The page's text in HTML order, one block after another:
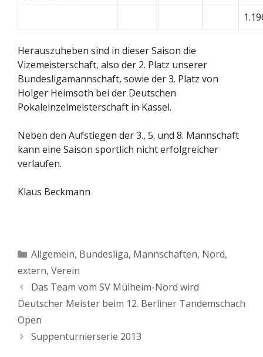
Herauszuheben sind in dieser Saison die
Vizemeisterschaft, also der 2. Platz unserer
Bundesligamannschaft, sowie der 3. Platz von
Holger Heimsoth bei der Deutschen
Pokaleinzelmeisterschaft in Kassel.
Neben den Aufstiegen der 3., 5. und 8. Mannschaft
kann eine Saison sportlich nicht erfolgreicher
verlaufen.
Klaus Beckmann
Kategorien
Allgemein, Bundesliga, Mannschaften, Nord,
extern, Verein
Das Team vom SV Mülheim-Nord wird
Deutscher Meister beim 12. Berliner Tandemschach
Open
Suppenturnierserie 2013